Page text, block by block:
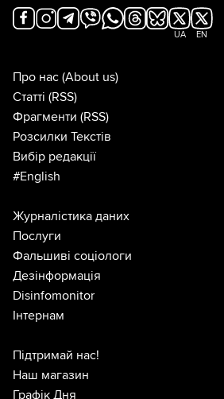
UA EN
Про нас (About us)
Статті (RSS)
Фрагменти (RSS)
Розсилки Текстів
Вибір редакції
#English
Журналістика даних
Послуги
Фальшиві соціологи
Дезінформація
Disinfomonitor
Інтернам
Підтримай нас!
Наш магазин
Графік Дня